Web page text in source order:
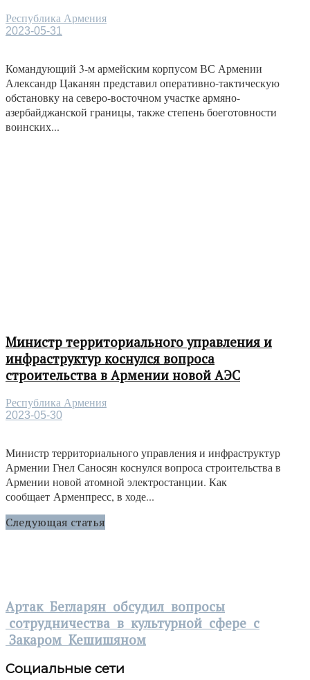
Республика Армения
2023-05-31
Командующий 3-м армейским корпусом ВС Армении
Александр Цаканян представил оперативно-тактическую
обстановку на северо-восточном участке армяно-
азербайджанской границы, также степень боеготовности
воинских...
Министр территориального управления и
инфраструктур коснулся вопроса
строительства в Армении новой АЭС
Республика Армения
2023-05-30
Министр территориального управления и инфраструктур
Армении Гнел Саносян коснулся вопроса строительства в
Армении новой атомной электростанции. Как
сообщает Арменпресс, в ходе...
Следующая статья
Артак Бегларян обсудил вопросы
сотрудничества в культурной сфере с
Закаром Кешишяном
Социальные сети